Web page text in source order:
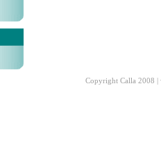
Copyright Calla 2008 |